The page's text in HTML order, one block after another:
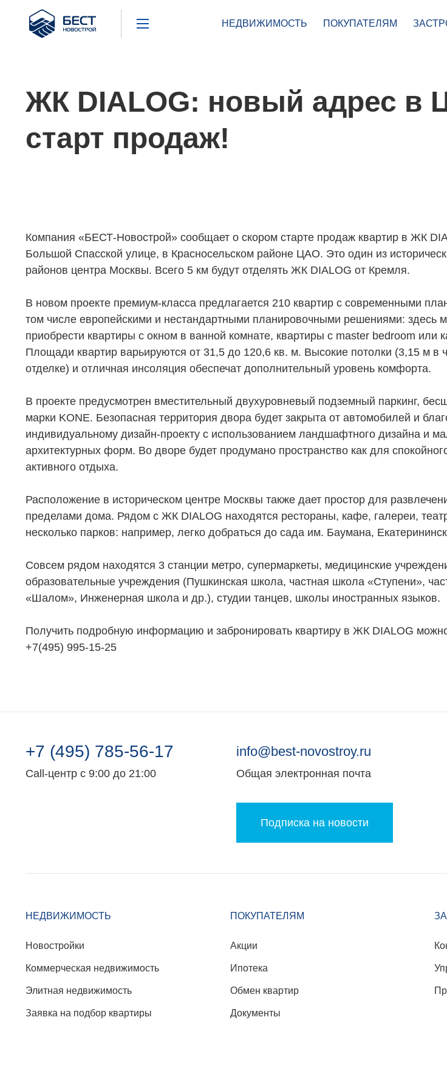
Бест
Новострой
НЕДВИЖИМОСТЬ ПОКУПАТЕЛЯМ
НЕДВИЖИМОСТЬ
Новостройки
Элитная недвижимость
Заявка на подбор квартиры
ПОКУПАТЕЛЯМ
Акции
Обмен квартир
ЖК DIALOG: новый адрес в
старт продаж!
Компания «БЕСТ-Новострой» сообщает о скором старте продаж квартир в ЖК
Большой Спасской улице, в Красносельском районе ЦАО. Это один из
районов центра Москвы. Всего 5 км будут отделять ЖК DIALOG от Кремля.
В новом проекте премиум-класса предлагается 210 квартир с современными
том числе европейскими и нестандартными планировочными решениями: здесь
приобрести квартиры с окном в ванной комнате, квартиры с master bedroom или
Площади квартир варьируются от 31,5 до 120,6 кв. м. Высокие потолки (3,15 м в
отделке) и отличная инсоляция обеспечат дополнительный уровень комфорта.
В проекте предусмотрен вместительный двухуровневый подземный паркинг,
марки KONE. Безопасная территория двора будет закрыта от автомобилей и
индивидуальному дизайн-проекту с использованием ландшафтного дизайна и
архитектурных форм. Во дворе будет продумано пространство как для
активного отдыха.
Расположение в историческом центре Москвы также дает простор для
пределами дома. Рядом с ЖК DIALOG находятся рестораны, кафе, галереи,
несколько парков: например, легко добраться до сада им. Баумана,
Совсем рядом находятся 3 станции метро, супермаркеты, медицинские
образовательные учреждения (Пушкинская школа, частная школа «Ступени»,
«Шалом», Инженерная школа и др.), студии танцев, школы иностранных языков.
Получить подробную информацию и забронировать квартиру в ЖК DIALOG
+7(495) 995-15-25
+7 (495) 785-56-17
Call-центр с 9:00 до 21:00
info@best-novostroy.ru
Общая электронная почта
Подписка на новости
НЕДВИЖИМОСТЬ
Новостройки
Коммерческая недвижимость
Элитная недвижимость
Заявка на подбор квартиры
ПОКУПАТЕЛЯМ
Акции
Ипотека
Обмен квартир
Документы